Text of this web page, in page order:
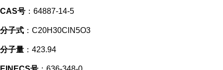
CAS号 ：64887-14-5
分子式 ：C20H30ClN5O3
分子量 ：423.94